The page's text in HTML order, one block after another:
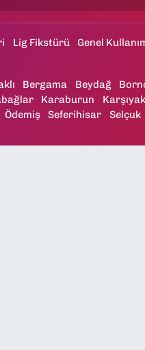
Lig Fikstürü Genel
Bergama Beydağ
Karaburun
Ödemiş Seferihisar Selçuk